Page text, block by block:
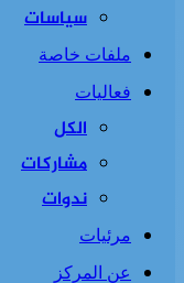
سياسات
ملفات خاصة
فعاليات
الكل
مشاركات
ندوات
مرئيات
عن المركز